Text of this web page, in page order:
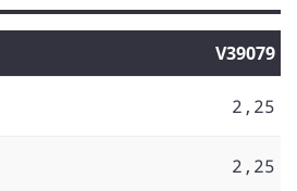
V39079
2,25
2,25